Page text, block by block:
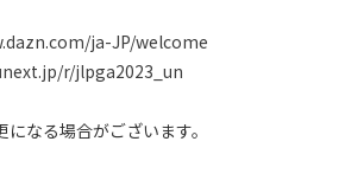
ja-JP/welcome
r/jlpga2023_un
なる場合がございます。